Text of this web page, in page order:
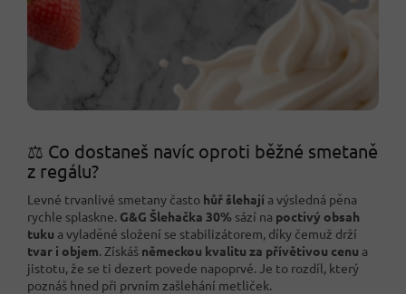
⚖️ Co dostaneš navíc oproti běžné smetaně
z regálu?
Levné trvanlivé smetany často hůř šlehají a výsledná pěna
rychle splaskne. G&G Šlehačka 30% sází na poctivý obsah
tuku a vyladěné složení se stabilizátorem, díky čemuž drží
tvar i objem. Získáš německou kvalitu za přívětivou cenu a
jistotu, že se ti dezert povede napoprvé. Je to rozdíl, který
poznáš hned při prvním zašlehání metliček.